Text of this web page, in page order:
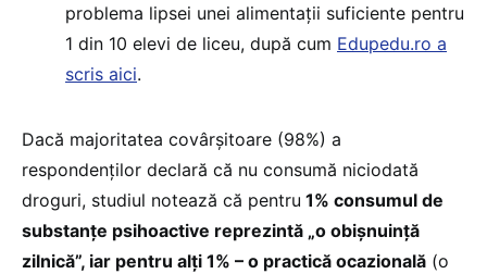
problema lipsei unei alimentații suficiente pentru
1 din 10 elevi de liceu, după cum Edupedu.ro a
scris aici.
Dacă majoritatea covârșitoare (98%) a
respondenților declară că nu consumă niciodată
droguri, studiul notează că pentru 1% consumul de
substanțe psihoactive reprezintă „o obișnuință
zilnică”, iar pentru alți 1% – o practică ocazională (o